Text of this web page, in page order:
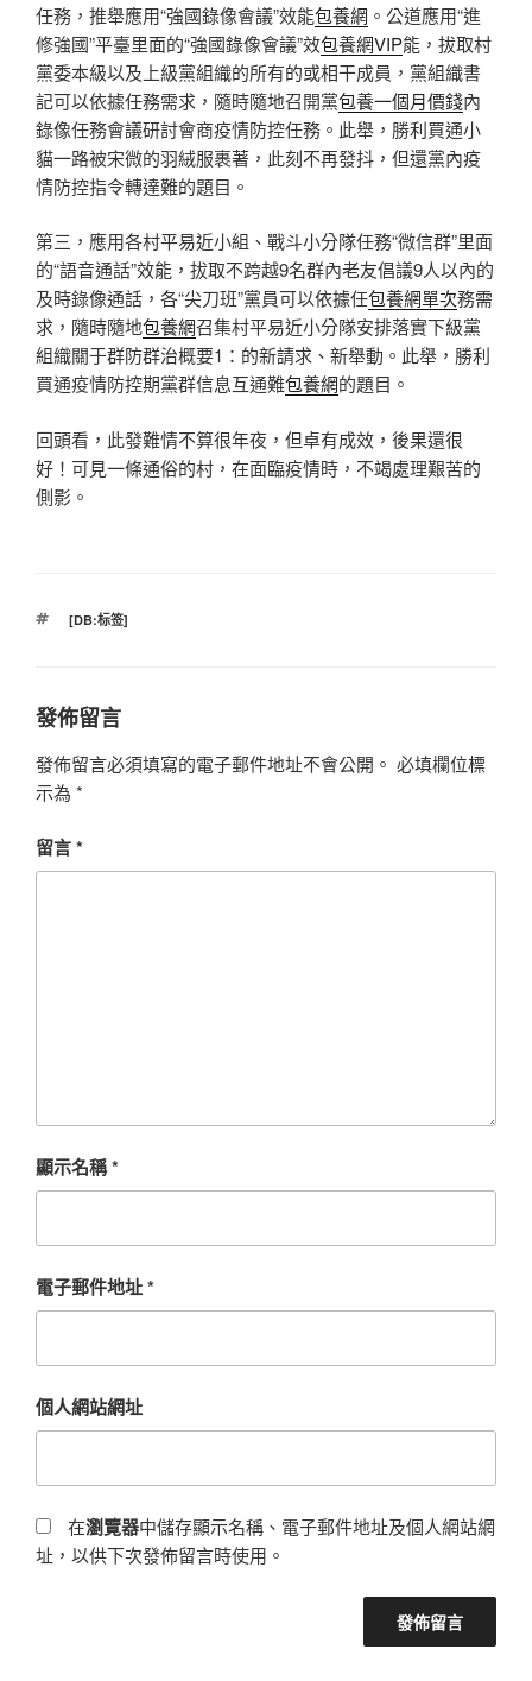
任務，推舉應用“強國錄像會議”效能包養網 。公道應用“進
修強國”平臺里面的“強國錄像會議”效包養網VIP能，拔取村
黨委本級以及上級黨組織的所有的或相干成員，黨組織書
記可以依據任務需求，隨時隨地召開黨包養一個月價錢內
錄像任務會議研討會商疫情防控任務。此舉，勝利買通小
貓一路被宋微的羽絨服裹著，此刻不再發抖，但還黨內疫
情防控指令轉達難的題目。
第三，應用各村平易近小組、戰斗小分隊任務“微信群”里面
的“語音通話”效能，拔取不跨越9名群內老友倡議9人以內的
及時錄像通話，各“尖刀班”黨員可以依據任包養網單次務需
求，隨時隨地包養網召集村平易近小分隊安排落實下級黨
組織關于群防群治概要1：的新請求、新舉動。此舉，勝利
買通疫情防控期黨群信息互通難包養網的題目。
回頭看，此發難情不算很年夜，但卓有成效，後果還很
好！可見一條通俗的村，在面臨疫情時，不竭處理艱苦的
側影。
標
[DB:标签]
發佈留言
發佈留言必須填寫的電子郵件地址不會公開。 必填欄位標
示為 *
留言*
顯示名稱*
電子郵件地址*
個人網站網址
在瀏覽器中儲存顯示名稱、電子郵件地址及個人網站網
址，以供下次發佈留言時使用。